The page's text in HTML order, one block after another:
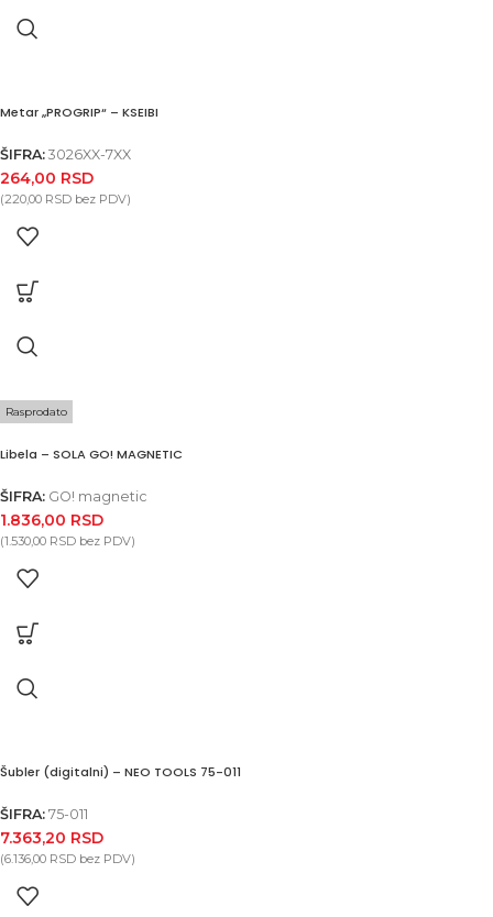
Metar „PROGRIP“ – KSEIBI
ŠIFRA: 3026XX-7XX
264,00 RSD
(220,00 RSD bez PDV)
Rasprodato
Libela – SOLA GO! MAGNETIC
ŠIFRA: GO! magnetic
1.836,00 RSD
(1.530,00 RSD bez PDV)
Šubler (digitalni) – NEO TOOLS 75-011
ŠIFRA: 75-011
7.363,20 RSD
(6.136,00 RSD bez PDV)